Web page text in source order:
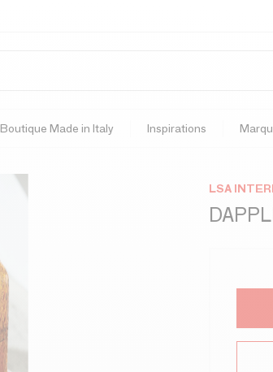
Boutique Made in Italy Inspirations
LSA